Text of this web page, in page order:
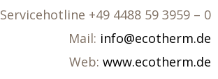
Servicehotline +49 4488 59 3959 – 0
Mail: info@ecotherm.de
Web: www.ecotherm.de